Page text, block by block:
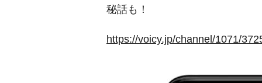
秘話も！
https://voicy.jp/channel/1071/